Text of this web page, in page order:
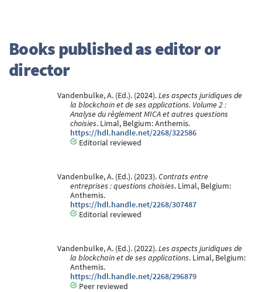
Books published as editor or
director
Vandenbulke, A. (Ed.). (2024).Les aspects juridiques de
la blockchain et de ses applications. Volume 2 :
Analyse du règlement MICA et autres questions
choisies. Limal, Belgium: Anthemis.
https://hdl.handle.net/2268/322586
Editorial reviewed
Vandenbulke, A. (Ed.). (2023).Contrats entre
entreprises : questions choisies. Limal, Belgium:
Anthemis.
https://hdl.handle.net/2268/307487
Editorial reviewed
Vandenbulke, A. (Ed.). (2022).Les aspects juridiques de
la blockchain et de ses applications. Limal, Belgium:
Anthemis.
https://hdl.handle.net/2268/296879
Peer reviewed